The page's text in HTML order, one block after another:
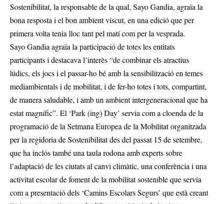
Sostenibilitat, la responsable de la qual, Sayo Gandia, agraïa la
bona resposta i el bon ambient viscut, en una edició que per
primera volta tenia lloc tant pel matí com per la vesprada.
Sayo Gandia agraïa la participació de totes les entitats
participants i destacava l’interès “de combinar els atractius
lúdics, els jocs i el passar-ho bé amb la sensibilització en temes
mediambientals i de mobilitat, i de fer-ho totes i tots, compartint,
de manera saludable, i amb un ambient intergeneracional que ha
estat magnífic”. El ‘Park (ing) Day’ servia com a cloenda de la
programació de la Setmana Europea de la Mobilitat organitzada
per la regidoria de Sostenibilitat des del passat 15 de setembre,
que ha inclós també una taula rodona amb experts sobre
l’adaptació de les ciutats al canvi climàtic, una conferència i una
activitat escolar de foment de la mobilitat sostenible que servia
com a presentació dels ‘Camins Escolars Segurs’ que està creant